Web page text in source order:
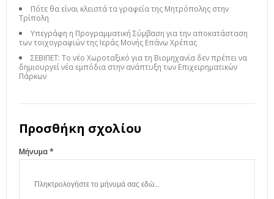
Πότε θα είναι κλειστά τα γραφεία της Μητρόπολης στην
Τρίπολη
Υπεγράφη η Προγραμματική Σύμβαση για την αποκατάσταση
των τοιχογραφιών της Ιεράς Μονής Επάνω Χρέπας
ΣΕΒΙΠΕΤ: Το νέο Χωροταξικό για τη Βιομηχανία δεν πρέπει να
δημιουργεί νέα εμπόδια στην ανάπτυξη των Επιχειρηματικών
Πάρκων
Προσθήκη σχολίου
Μήνυμα *